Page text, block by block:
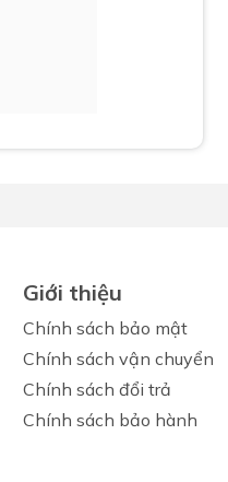
Giới thiệu
Chính sách bảo mật
Chính sách vận chuyển
Chính sách đổi trả
Chính sách bảo hành